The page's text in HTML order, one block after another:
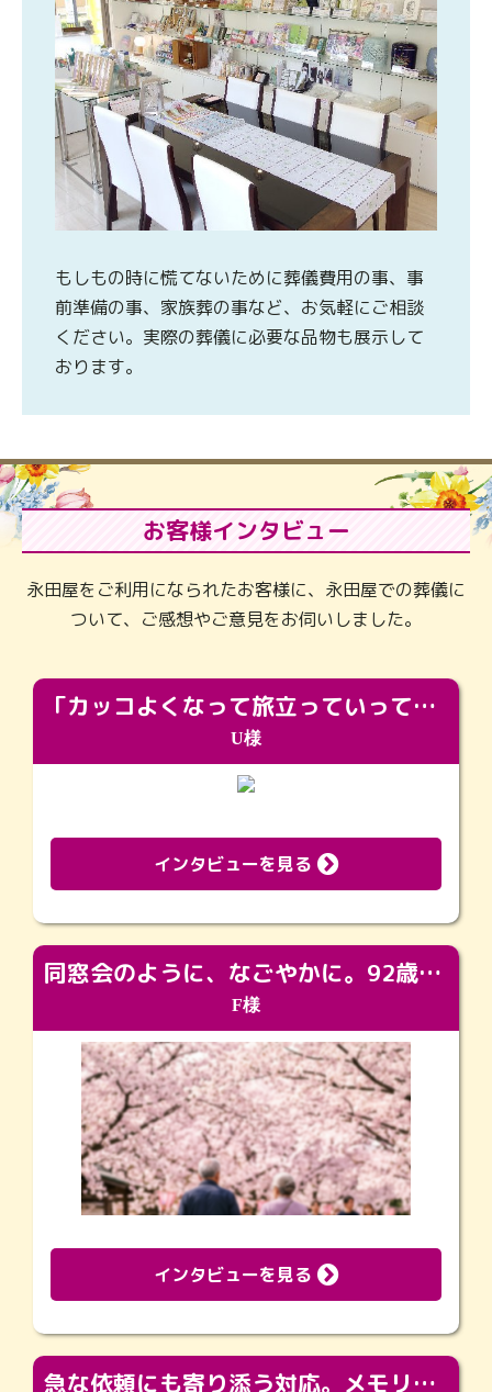
もしもの時に慌てないために葬儀費用の事、事
前準備の事、家族葬の事など、お気軽にご相談
ください。実際の葬儀に必要な品物も展示して
おります。
お客様インタビュー
永田屋をご利用になられたお客様に、永田屋での葬儀に
ついて、ご感想やご意見をお伺いしました。
「カッコよくなって旅立っていってくれました（笑）もっとカッコいいって言ってあげればよかったな」
U様
インタビューを見る
同窓会のように、なごやかに。92歳の旅立ちを彩った、再会と感謝の場
F様
インタビューを見る
急な依頼にも寄り添う対応。メモリアルコーナーで振り返る大切な日々